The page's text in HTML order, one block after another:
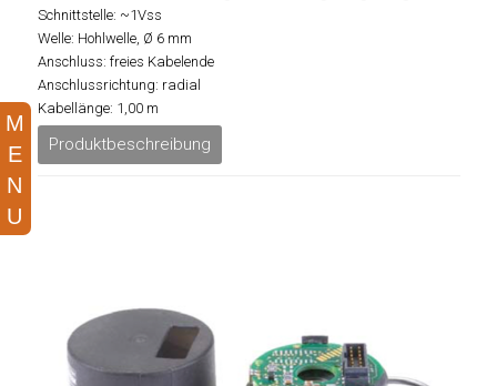
Schnittstelle: ~1Vss
Welle: Hohlwelle, Ø 6 mm
Anschluss: freies Kabelende
Anschlussrichtung: radial
Kabellänge: 1,00 m
Produktbeschreibung